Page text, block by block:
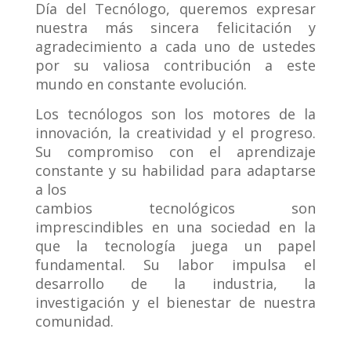
Día del Tecnólogo, queremos expresar
nuestra más sincera felicitación y
agradecimiento a cada uno de ustedes
por su valiosa contribución a este
mundo en constante evolución.
Los tecnólogos son los motores de la
innovación, la creatividad y el progreso.
Su compromiso con el aprendizaje
constante y su habilidad para adaptarse
a los
cambios tecnológicos son
imprescindibles en una sociedad en la
que la tecnología juega un papel
fundamental. Su labor impulsa el
desarrollo de la industria, la
investigación y el bienestar de nuestra
comunidad.